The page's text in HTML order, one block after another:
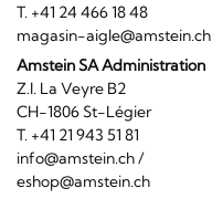
T. +41 24 466 18 48
magasin-aigle@amstein.ch
Amstein SA Administration
Z.I. La Veyre B2
CH-1806 St-Légier
T. +41 21 943 51 81
info@amstein.ch/
eshop@amstein.ch